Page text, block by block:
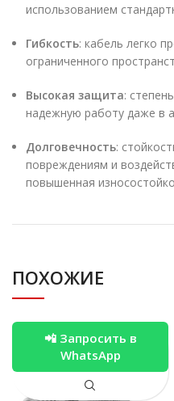
использованием
Гибкость: кабель легко
ограниченного
Высокая защита:
надежную работу даже в
Долговечность:
повреждениям и
повышенная
ПОХОЖИЕ
📲 Запросить в
WhatsApp